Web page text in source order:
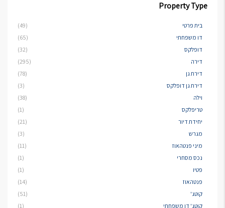
Property Type
בית פרטי
(49)
דו משפחתי
(65)
דופלקס
(32)
דירה
(295)
דירת גן
(78)
דירת גן דופלקס
(3)
וילה
(38)
טריפלקס
(1)
יחידת דיור
(21)
מגרש
(3)
מיני פנטהאוז
(11)
נכס מסחרי
(1)
פטיו
(1)
פנטהאוז
(14)
קוטג'
(51)
קוטג' דו משפחתי
(1)